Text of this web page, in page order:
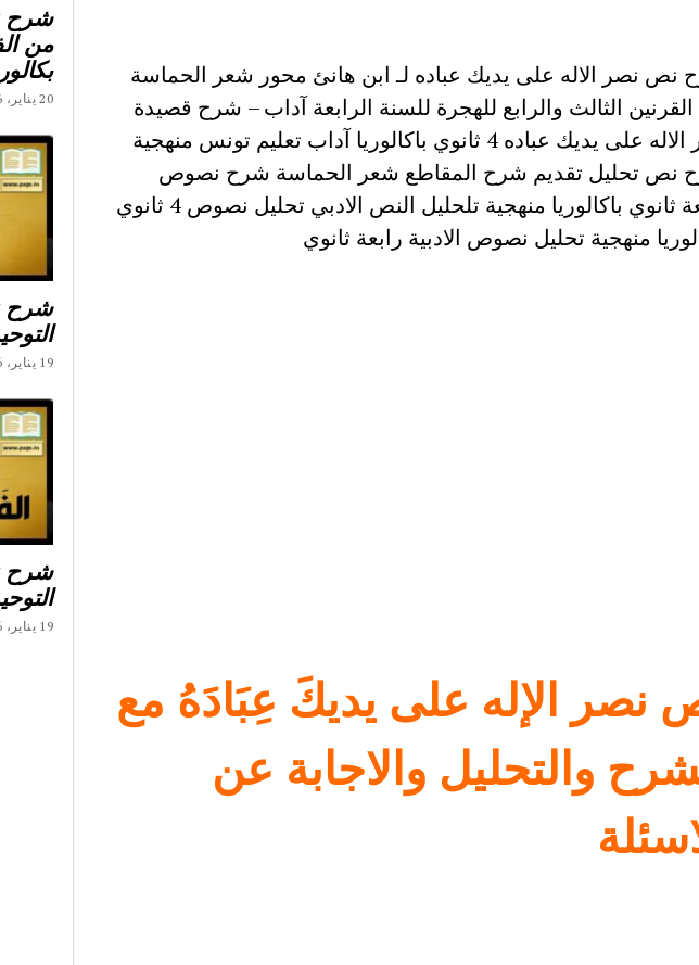
نص نصر الاله على يديك عباده لـ ابن هانئ محور شعر الحماسة
الثالث والرابع للهجرة للسنة الرابعة آداب – شرح قصيدة
نصر الاله على يديك عباده 4 ثانوي باكالوريا آداب تعليم تونس منهجية
نص تحليل تقديم شرح المقاطع شعر الحماسة شرح نصوص
رابعة ثانوي باكالوريا منهجية تلحليل النص الادبي تحليل نصوص 4 ثانوي
منهجية تحليل نصوص الادبية رابعة ثانوي
نصر الإله على يديكَ عِبَادَهُ مع
والتحليل والاجابة عن
شرح
من
20 يناير، 2026
شرح
19 يناير، 2026
شرح
19 يناير، 2026